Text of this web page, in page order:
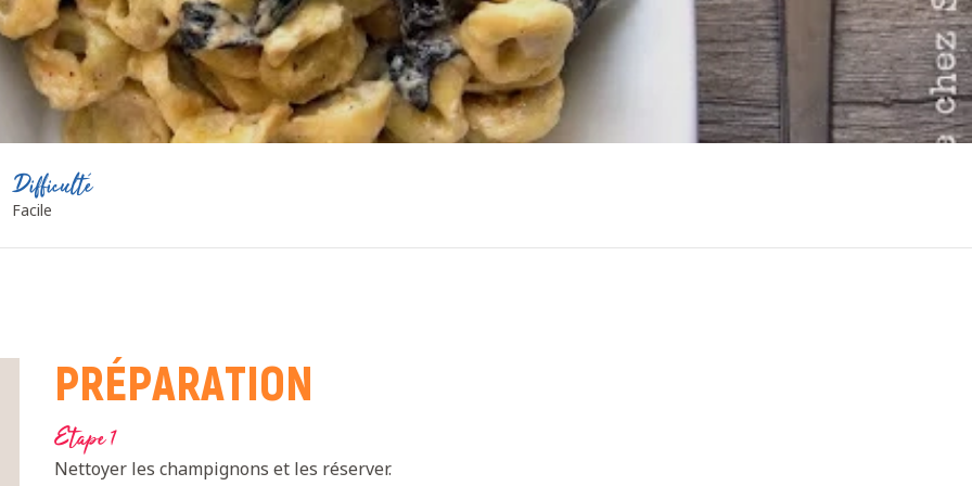
Difficulté
Facile
PRÉPARATION
Etape 1
Nettoyer les champignons et les réserver.